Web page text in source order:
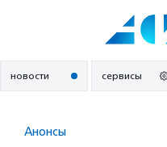
новости сервисы
Анонсы